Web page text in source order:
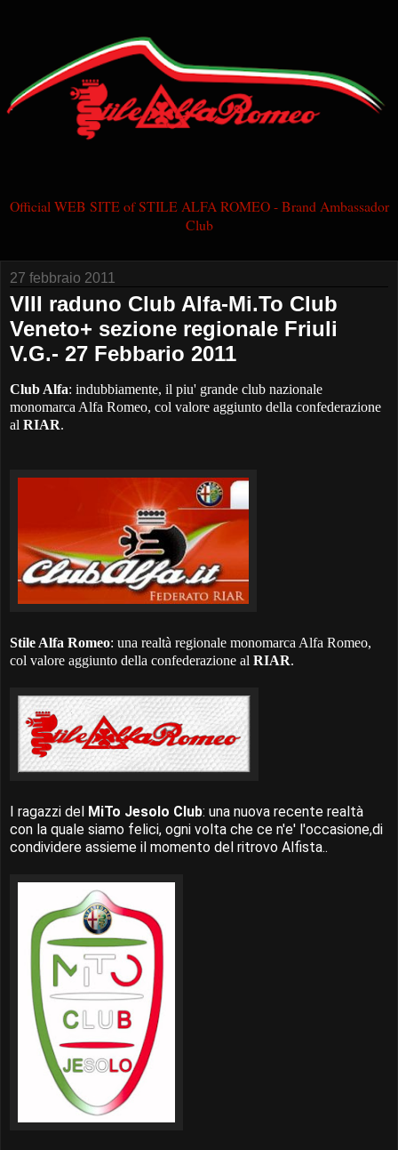
Official WEB SITE of STILE ALFA ROMEO - Brand Ambassador
Club
27 febbraio 2011
VIII raduno Club Alfa-Mi.To Club
Veneto+ sezione regionale Friuli
V.G.- 27 Febbario 2011
Club Alfa: indubbiamente, il piu' grande club nazionale
monomarca Alfa Romeo, col valore aggiunto della confederazione
al RIAR.
Stile Alfa Romeo: una realtà regionale monomarca Alfa Romeo,
col valore aggiunto della confederazione al RIAR.
I ragazzi del MiTo Jesolo Club: una nuova recente realtà
con la quale siamo felici, ogni volta che ce n'e' l'occasione,di
condividere assieme il momento del ritrovo Alfista..